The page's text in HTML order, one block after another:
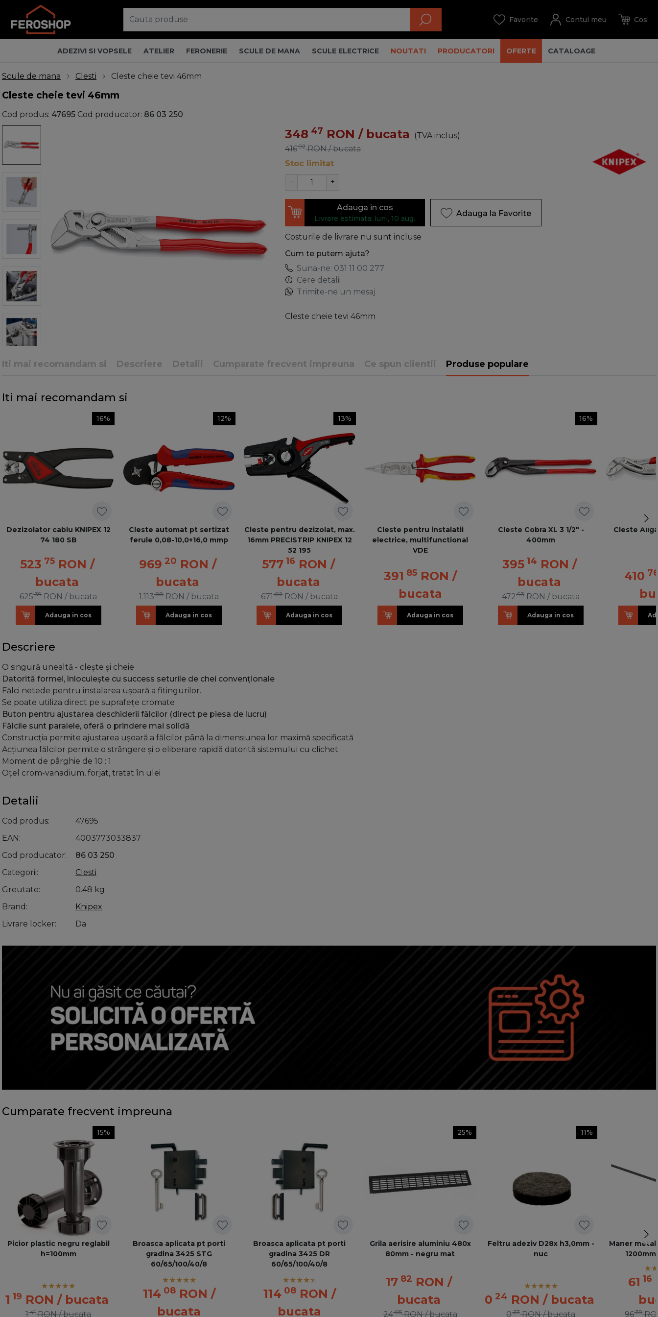
ADEZIVI SI VOPSELE ATELIER FERONERIE SCULE DE MANA SCULE ELECTRICE NOUTATI PRODUCATORI OFERTE CATALOAGE
Scule de mana Clesti Cleste cheie tevi 46mm
Cleste cheie tevi 46mm
Cod produs: 47695 Cod producator: 86 03 250
348 47 RON / bucata
(TVA inclus)
41692 RON / bucata
Stoc limitat
− +
Adauga in cos
Livrare estimata: luni, 10 aug.
Adauga la Favorite
Costurile de livrare nu sunt incluse
Cum te putem ajuta?
Suna-ne: 031 11 00 277
Cere detalii
Trimite-ne un mesaj
Cleste cheie tevi 46mm
Iti mai recomandam si Descriere Detalii Cumparate frecvent impreuna Ce spun clientii Produse populare
Iti mai recomandam si
16%
Dezizolator cablu KNIPEX 12
74 180 SB
523 75 RON /
bucata
62539 RON / bucata
Adauga in cos
12%
Cleste automat pt sertizat
ferule 0,08-10,0+16,0 mmp
969 20 RON /
bucata
1.11388 RON / bucata
Adauga in cos
13%
Cleste pentru dezizolat, max.
16mm PRECISTRIP KNIPEX 12
52 195
57716 RON /
bucata
67102 RON / bucata
Adauga in cos
Cleste pentru instalatii
electrice, multifunctional
VDE
391 85 RON /
bucata
Adauga in cos
16%
Cleste Cobra XL 3 1/2" -
400mm
395 14 RON /
bucata
47293 RON / bucata
Adauga in cos
Cleste
410
Descriere
O singură unealtă - clește și cheie
Datorită formei, înlocuiește cu success seturile de chei convenţionale
Fălci netede pentru instalarea ușoară a fitingurilor.
Se poate utiliza direct pe suprafețe cromate
Buton pentru ajustarea deschiderii fălcilor (direct pe piesa de lucru)
Fălcile sunt paralele, oferă o prindere mai solidă
Construcția permite ajustarea ușoară a fălcilor până la dimensiunea lor maximă specificată
Acţiunea fălcilor permite o strângere și o eliberare rapidă datorită sistemului cu clichet
Moment de pârghie de 10 : 1
Oţel crom-vanadium, forjat, tratat în ulei
Detalii
Cod produs
47695
EAN
4003773033837
Cod producator
86 03 250
Categorii
Clesti
Greutate
0.48 kg
Brand
Knipex
Livrare locker
Da
Cumparate frecvent impreuna
15%
Picior plastic negru reglabil
h=100mm
1 19 RON / bucata
141 RON / bucata
Broasca aplicata pt porti
gradina 3425 STG
60/65/100/40/8
114 08 RON /
bucata
Broasca aplicata pt porti
gradina 3425 DR
60/65/100/40/8
114 08 RON /
bucata
25%
Grila aerisire aluminiu 480x
80mm - negru mat
17 82 RON /
bucata
2405 RON / bucata
11%
Feltru adeziv D28x h3,0mm -
nuc
0 24 RON / bucata
027 RON / bucata
Maner
61 16
9639